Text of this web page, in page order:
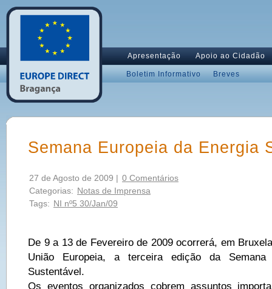
Apresentação Apoio ao Cidadão
Boletim Informativo Breves
Semana Europeia da Energia
27 de Agosto de 2009 | 0 Comentários
Categorias: Notas de Imprensa
Tags: NI nº5 30/Jan/09
De 9 a 13 de Fevereiro de 2009 ocorrerá, em
União Europeia, a terceira edição da Semana
Sustentável.
Os eventos organizados cobrem assuntos